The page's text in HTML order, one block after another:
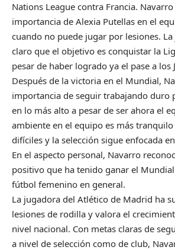
Nations League contra Francia.
importancia de Alexia Putellas en el
cuando no puede jugar por lesiones.
claro que el objetivo es conquistar la
pesar de haber logrado ya el pase a los
Después de la victoria en el Mundial,
importancia de seguir trabajando duro
en lo más alto a pesar de ser ahora el
ambiente en el equipo es más
difíciles y la selección sigue enfocada
En el aspecto personal, Navarro
positivo que ha tenido ganar el
fútbol femenino en general.
La jugadora del Atlético de Madrid ha
lesiones de rodilla y valora el
nivel nacional. Con metas claras de
a nivel de selección como de club,